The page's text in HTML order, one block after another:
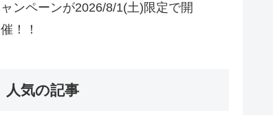
ャンペーンが2026/8/1(土)限定で開
催！！
人気の記事